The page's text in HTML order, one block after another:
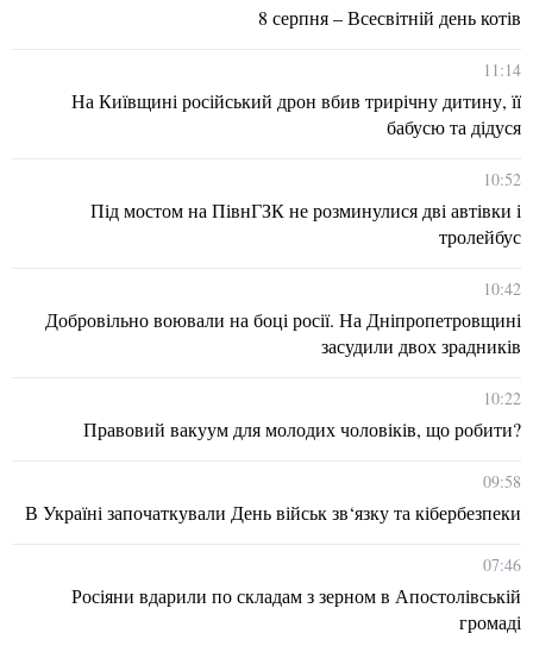
8 серпня – Всесвітній день котів
11:14
На Київщині російський дрон вбив трирічну дитину, її
бабусю та дідуся
10:52
Під мостом на ПівнГЗК не розминулися дві автівки і
тролейбус
10:42
Добровільно воювали на боці росії. На Дніпропетровщині
засудили двох зрадників
10:22
Правовий вакуум для молодих чоловіків, що робити?
09:58
В Україні започаткували День військ зв‘язку та кібербезпеки
07:46
Росіяни вдарили по складам з зерном в Апостолівській
громаді